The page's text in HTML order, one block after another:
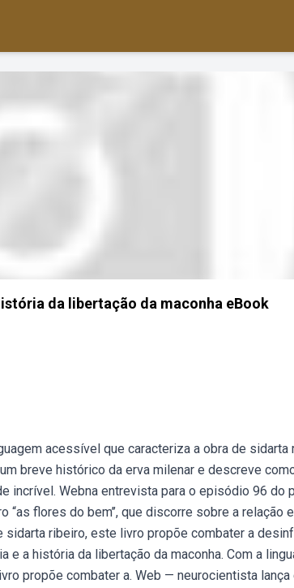
da libertação da maconha eBook
acessível que caracteriza a obra de sidarta
breve histórico da erva milenar e descreve
incrível. Webna entrevista para o episódio 96 do
flores do bem’’, que discorre sobre a relação
ribeiro, este livro propõe combater a
e a história da libertação da maconha. Com a
propõe combater a. Web — neurocientista lança